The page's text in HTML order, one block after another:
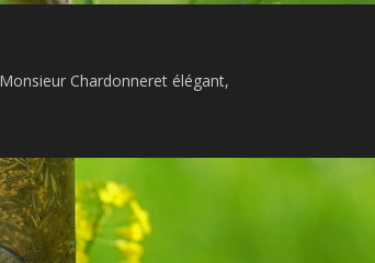
Monsieur Chardonneret élégant,